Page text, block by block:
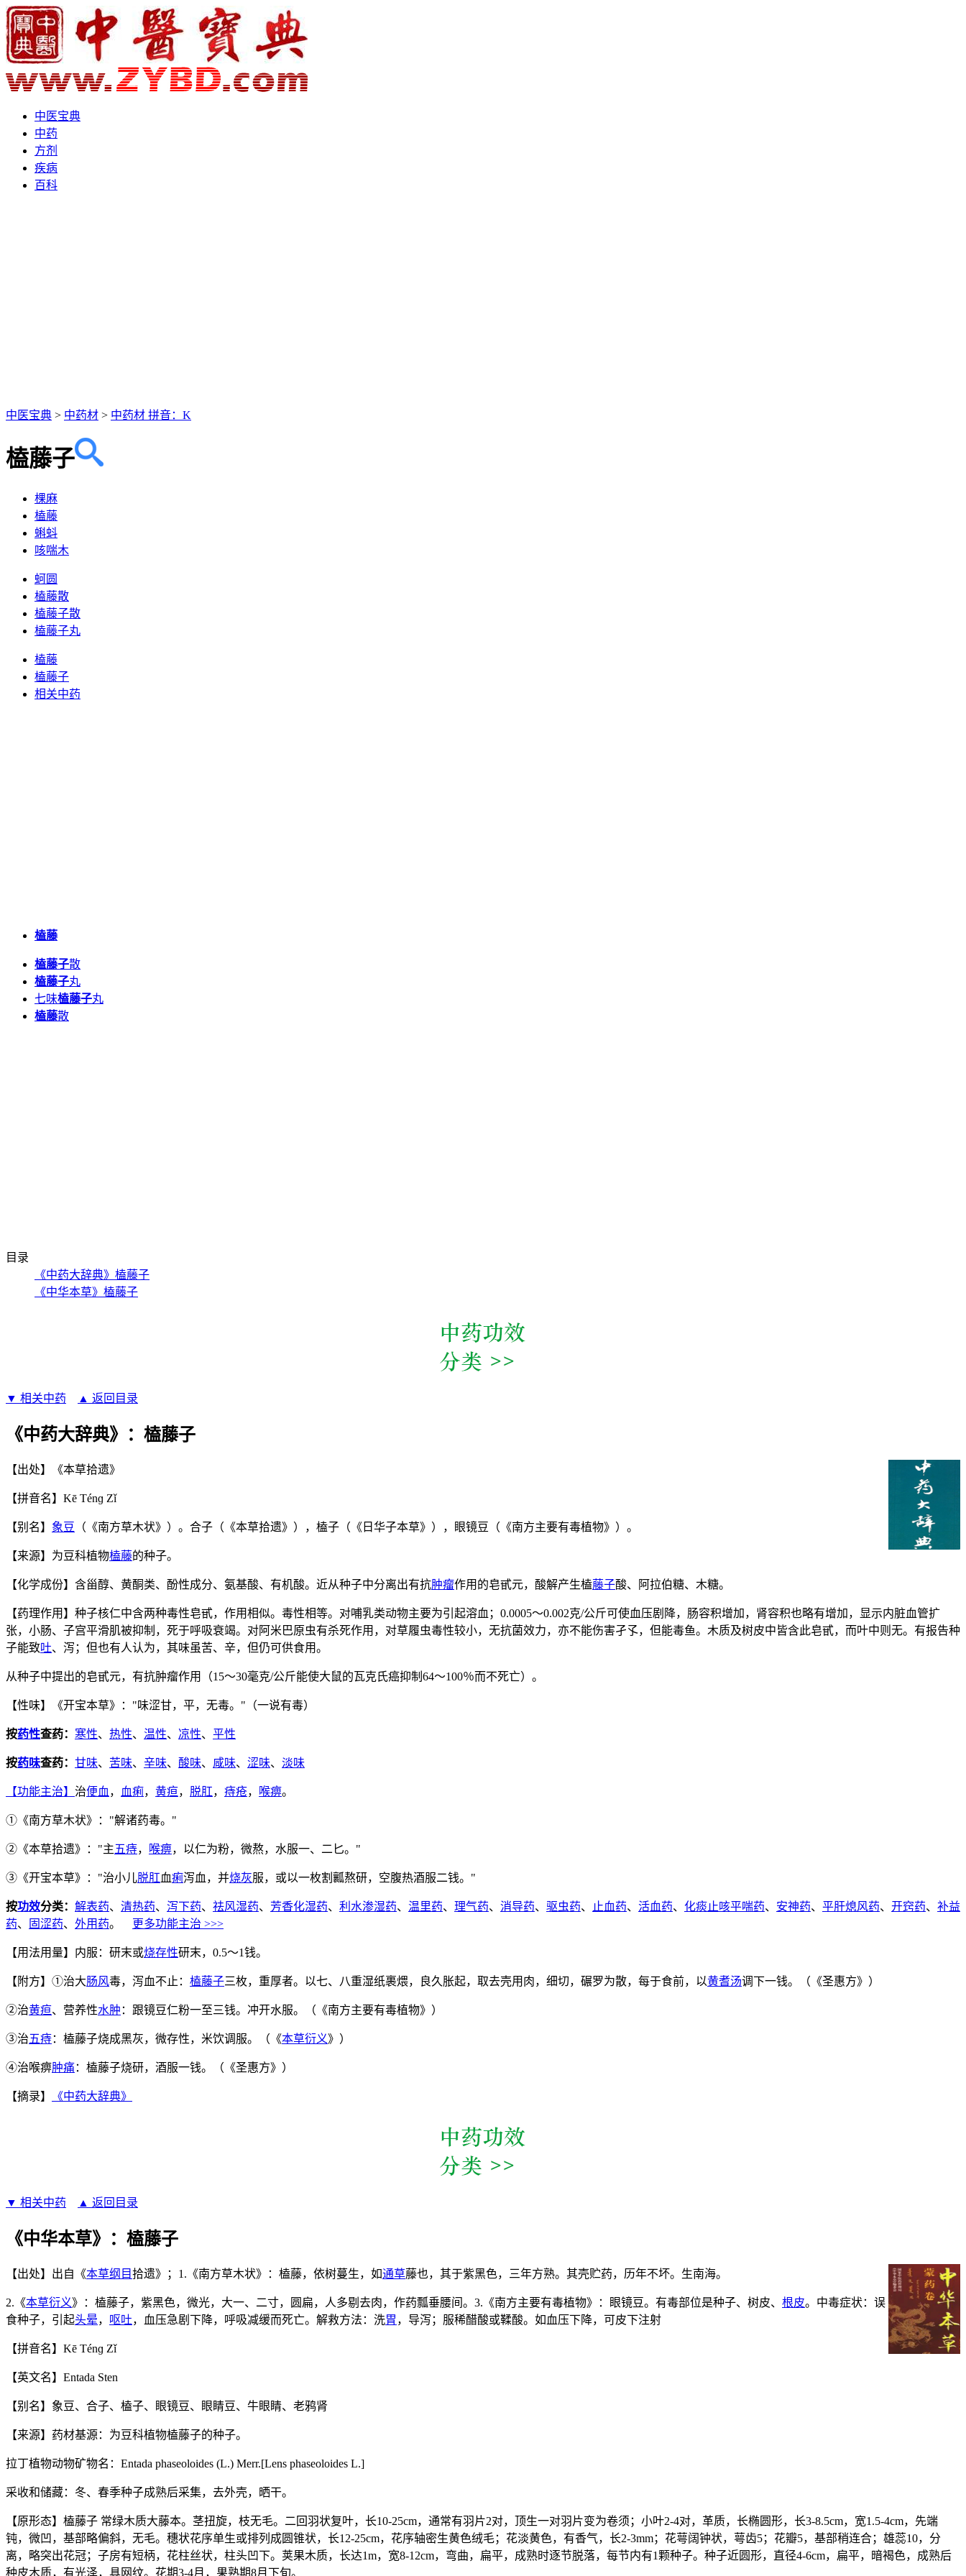
中医宝典
中药
方剂
疾病
百科
中医宝典 > 中药材 > 中药材 拼音：K
榼藤子
棵麻
榼藤
蝌蚪
咳喘木
蚵圆
榼藤散
榼藤子散
榼藤子丸
榼藤
榼藤子
相关中药
榼藤
榼藤子散
榼藤子丸
七味榼藤子丸
榼藤散
目录
《中药大辞典》榼藤子
《中华本草》榼藤子
▼ 相关中药 ▲ 返回目录
《中药大辞典》：榼藤子
【出处】《本草拾遗》
【拼音名】Kē Ténɡ Zǐ
【别名】 象豆 （《南方草木状》）。合子（《本草拾遗》），榼子（《日华子本草》），眼镜豆（《南方主要有毒植物》）。
【来源】为豆科植物榼藤的种子。
【化学成份】含甾醇、黄酮类、酚性成分、氨基酸、有机酸。近从种子中分离出有抗肿瘤作用的皂甙元，酸解产生榼藤子酸、阿拉伯糖、木糖。
【药理作用】种子核仁中含两种毒性皂甙，作用相似。毒性相等。对哺乳类动物主要为引起溶血；0.0005～0.002克/公斤可使血压剧降，肠容积增加，肾容积也略有增加，显示内脏血管扩
张，小肠、子宫平滑肌被抑制，死于呼吸衰竭。对阿米巴原虫有杀死作用，对草履虫毒性较小，无抗菌效力，亦不能伤害孑孓，但能毒鱼。木质及树皮中皆含此皂甙，而叶中则无。有报告种
子能致吐、泻；但也有人认为，其味虽苦、辛，但仍可供食用。
从种子中提出的皂甙元，有抗肿瘤作用（15～30毫克/公斤能使大鼠的瓦克氏癌抑制64～100％而不死亡）。
【性味】《开宝本草》："味涩甘，平，无毒。"（一说有毒）
按药性查药： 寒性、 热性、 温性、 凉性、 平性
按药味查药： 甘味、 苦味、 辛味、 酸味、 咸味、 涩味、 淡味
【功能主治】 治便血 ， 血痢， 黄疸， 脱肛， 痔疮， 喉痹。
①《南方草木状》："解诸药毒。"
②《本草拾遗》："主五痔， 喉痹，以仁为粉，微熬，水服一、二匕。"
③《开宝本草》："治小儿脱肛血痢泻血，并烧灰服，或以一枚割瓤熬研，空腹热酒服二钱。"
按功效分类： 解表药、 清热药、 泻下药、 祛风湿药、 芳香化湿药、 利水渗湿药、 温里药、 理气药、 消导药、 驱虫药、 止血药、 活血药、 化痰止咳平喘药、 安神药、 平肝熄风药、 开窍药、 补益
药、 固涩药、 外用药。 更多功能主治 >>>
【用法用量】内服：研末或烧存性研末，0.5～1钱。
【附方】①治大肠风毒，泻血不止： 榼藤子三枚，重厚者。以七、八重湿纸裹煨，良久胀起，取去壳用肉，细切，碾罗为散，每于食前，以黄耆汤调下一钱。（《圣惠方》）
②治黄疸、营养性水肿 ：跟镜豆仁粉一至三钱。冲开水服。（《南方主要有毒植物》）
③治五痔：榼藤子烧成黑灰，微存性，米饮调服。（《本草衍义》）
④治喉痹肿痛：榼藤子烧研，酒服一钱。（《圣惠方》）
【摘录】 《中药大辞典》
▼ 相关中药 ▲ 返回目录
《中华本草》：榼藤子
【出处】出自《本草纲目拾遗》；1.《南方草木状》：榼藤，依树蔓生，如通草藤也，其于紫黑色，三年方熟。其壳贮药，历年不坏。生南海。
2.《本草衍义》：榼藤子，紫黑色，微光，大一、二寸，圆扁，人多剔去肉，作药瓢垂腰间。3.《南方主要有毒植物》：眼镜豆。有毒部位是种子、树皮、 根皮。中毒症状：误
食种子，引起头晕， 呕吐，血压急剧下降，呼吸减缓而死亡。解救方法：洗胃 ，导泻；服稀醋酸或鞣酸。如血压下降，可皮下注射
【拼音名】Kē Ténɡ Zǐ
【英文名】Entada Sten
【别名】象豆、合子、榼子、眼镜豆、眼睛豆、牛眼睛、老鸦肾
【来源】药材基源：为豆科植物榼藤子的种子。
拉丁植物动物矿物名：Entada phaseoloides (L.) Merr.[Lens phaseoloides L.]
采收和储藏：冬、春季种子成熟后采集，去外壳，晒干。
【原形态】榼藤子 常绿木质大藤本。茎扭旋，枝无毛。二回羽状复叶，长10-25cm，通常有羽片2对，顶生一对羽片变为卷须；小叶2-4对，革质，长椭圆形，长3-8.5cm，宽1.5-4cm，先端
钝，微凹，基部略偏斜，无毛。穗状花序单生或排列成圆锥状，长12-25cm，花序轴密生黄色绒毛；花淡黄色，有香气，长2-3mm；花萼阔钟状，萼齿5；花瓣5，基部稍连合；雄蕊10，分
离，略突出花冠；子房有短柄，花柱丝状，柱头凹下。荚果木质，长达1m，宽8-12cm，弯曲，扁平，成熟时逐节脱落，每节内有1颗种子。种子近圆形，直径4-6cm，扁平，暗褐色，成熟后
种皮木质，有光泽，具网纹。花期3-4月，果熟期8月下旬。